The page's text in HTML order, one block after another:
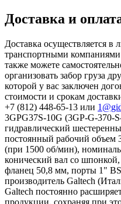
Доставка и
Доставка осуществляется в
транспортными
также можете
организовать забор груза
которой у вас заключен
стоимости и срокам
+7 (812) 448-65-13 или
3GPG37S-10G (3GP-G-370-
гидравлический
постоянный рабочий объем
(при 1500 об/мин),
конический вал со
фланец 50,8 мм, порты 1"
производитель Galtech
Galtech постоянно